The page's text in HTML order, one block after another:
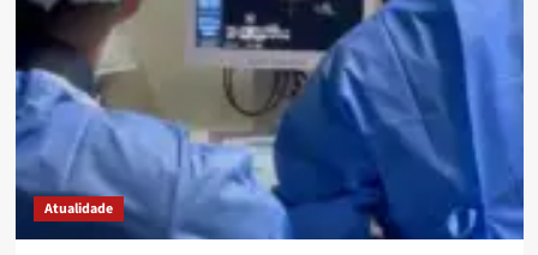
Atualidade